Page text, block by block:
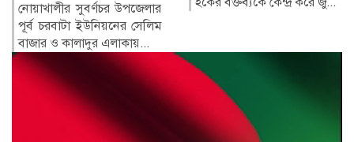
সরকারের পতনের পর তাঁর